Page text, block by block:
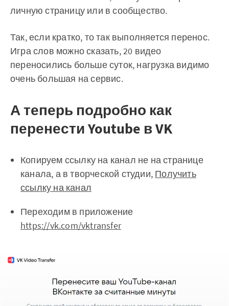
личную страницу или в сообщество.
Так, если кратко, то так выполняется перенос.
Игра слов можно сказать, 20 видео
переносились больше суток, нагрузка видимо
очень большая на сервис.
А теперь подробно как
перенести Youtube в VK
Копируем ссылку на канал не на странице
канала, а в творческой студии, Получить
ссылку на канал
Переходим в приложение
https://vk.com/vktransfer